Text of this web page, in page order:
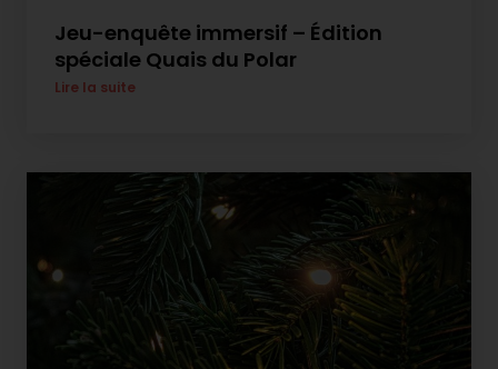
Jeu-enquête immersif – Édition
spéciale Quais du Polar
Lire la suite